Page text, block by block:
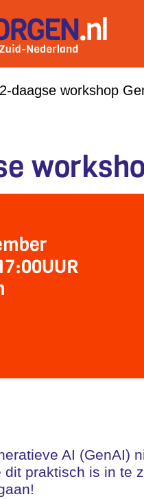
2-daagse workshop
UUR
AI (GenAI)
dit praktisch is in te